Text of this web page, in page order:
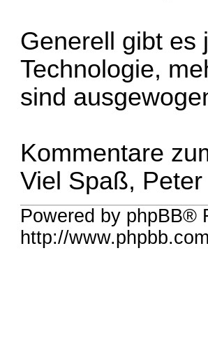
Generell gibt es
Technologie,
sind
Kommentare
Viel Spaß, Peter
Powered by phpBB®
http://